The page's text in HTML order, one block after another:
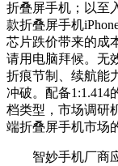
折叠屏手机；以至
款折叠屏手机
芯片跌价带来的成
请用电脑拜候。无
折痕节制、续航能
冲破。配备1:1.414
档类型，市场调研
端折叠屏手机市场
智妙手机厂商应